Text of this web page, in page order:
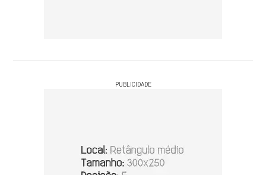
PUBLICIDADE